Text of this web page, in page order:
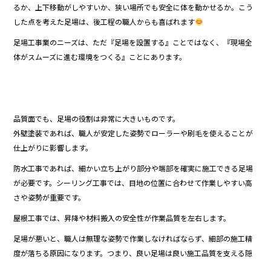
るか、上下移動がしやすいか、狭い場所でも安全に体を動かせるか。こう
した点を考えた足場は、後工程の職人からも喜ばれます
足場工事業のニーズは、ただ『足場を設置する』ことではなく、『現場全
体がスムーズに進む環境をつくる』ことにあります。
品質面でも、足場の役割は非常に大きいものです。
外壁塗装であれば、職人が安定した姿勢でローラーや刷毛を使えることが
仕上がりに影響します。
防水工事であれば、細かい立ち上がり部分や端部を確実に施工できる足場
が必要です。シーリング工事では、目地の位置に合わせて作業しやすい高
さや姿勢が重要です。
屋根工事では、昇降や材料搬入の安全性が作業品質を左右します。
足場が悪いと、職人は無理な姿勢で作業しなければならず、細部の施工精
度が落ちる原因になります。つまり、良い足場は良い施工品質を支える隠